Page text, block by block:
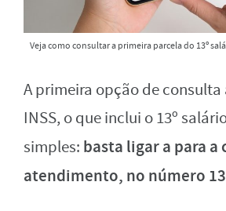
Veja como consultar a primeira parcela do 13º
A primeira opção de
INSS, o que inclui o 13º
simples: basta ligar a para a
atendimento, no número